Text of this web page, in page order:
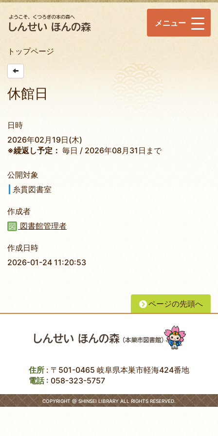
メニュー
トップページ
休館日
日時
2026年02月19日(木)
※繰返し予定： 毎日 / 2026年08月31日まで
公開対象
糸貫図書室
作成者
図書館管理者
作成日時
2026-01-24 11:20:53
ページの先頭へ
住所 : 〒501-0465 岐阜県本巣市軽海424番地
電話: 058-323-5757
COPYRIGHT @ SHINSEI LIBRARY ALL RIGHTS RESERVED.